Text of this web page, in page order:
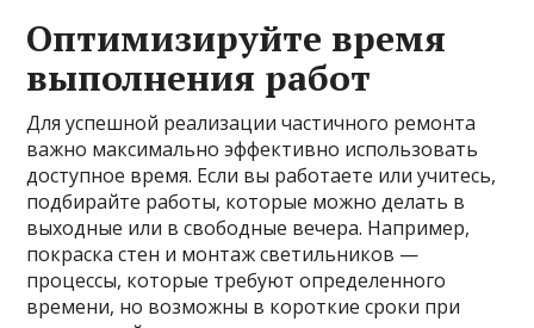
Оптимизируйте время
выполнения работ
Для успешной реализации частичного ремонта
важно максимально эффективно использовать
доступное время. Если вы работаете или учитесь,
подбирайте работы, которые можно делать в
выходные или в свободные вечера. Например,
покраска стен и монтаж светильников —
процессы, которые требуют определенного
времени, но возможны в короткие сроки при